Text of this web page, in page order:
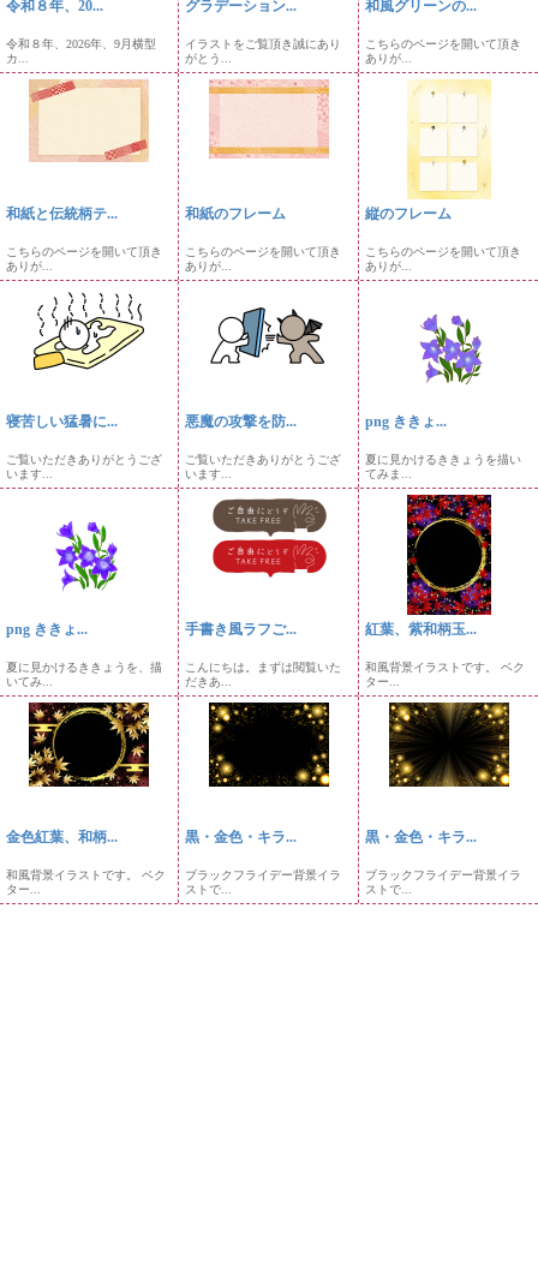
令和８年、20...
令和８年、2026年、9月横型
カ...
グラデーション...
イラストをご覧頂き誠にあり
がとう...
和風グリーンの...
こちらのページを開いて頂き
ありが...
和紙と伝統柄テ...
こちらのページを開いて頂き
ありが...
和紙のフレーム
こちらのページを開いて頂き
ありが...
縦のフレーム
こちらのページを開いて頂き
ありが...
寝苦しい猛暑に...
ご覧いただきありがとうござ
います...
悪魔の攻撃を防...
ご覧いただきありがとうござ
います...
png ききょ...
夏に見かけるききょうを描い
てみま...
png ききょ...
夏に見かけるききょうを、描
いてみ...
手書き風ラフご...
こんにちは。まずは閲覧いた
だきあ...
紅葉、紫和柄玉...
和風背景イラストです。 ベク
ター...
金色紅葉、和柄...
和風背景イラストです。 ベク
ター...
黒・金色・キラ...
ブラックフライデー背景イラ
ストで...
黒・金色・キラ...
ブラックフライデー背景イラ
ストで...